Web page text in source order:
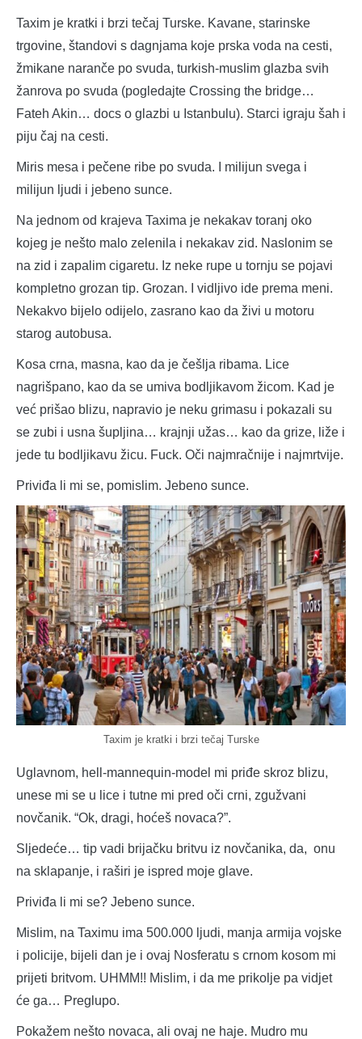
Taxim je kratki i brzi tečaj Turske. Kavane, starinske
trgovine, štandovi s dagnjama koje prska voda na cesti,
žmikane naranče po svuda, turkish-muslim glazba svih
žanrova po svuda (pogledajte Crossing the bridge…
Fateh Akin… docs o glazbi u Istanbulu). Starci igraju šah i
piju čaj na cesti.
Miris mesa i pečene ribe po svuda. I milijun svega i
milijun ljudi i jebeno sunce.
Na jednom od krajeva Taxima je nekakav toranj oko
kojeg je nešto malo zelenila i nekakav zid. Naslonim se
na zid i zapalim cigaretu. Iz neke rupe u tornju se pojavi
kompletno grozan tip. Grozan. I vidljivo ide prema meni.
Nekakvo bijelo odijelo, zasrano kao da živi u motoru
starog autobusa.
Kosa crna, masna, kao da je češlja ribama. Lice
nagrišpano, kao da se umiva bodljikavom žicom. Kad je
već prišao blizu, napravio je neku grimasu i pokazali su
se zubi i usna šupljina… krajnji užas… kao da grize, liže i
jede tu bodljikavu žicu. Fuck. Oči najmračnije i najmrtvije.
Priviđa li mi se, pomislim. Jebeno sunce.
Taxim je kratki i brzi tečaj Turske
Uglavnom, hell-mannequin-model mi priđe skroz blizu,
unese mi se u lice i tutne mi pred oči crni, zgužvani
novčanik. “Ok, dragi, hoćeš novaca?”.
Sljedeće… tip vadi brijačku britvu iz novčanika, da, onu
na sklapanje, i raširi je ispred moje glave.
Priviđa li mi se? Jebeno sunce.
Mislim, na Taximu ima 500.000 ljudi, manja armija vojske
i policije, bijeli dan je i ovaj Nosferatu s crnom kosom mi
prijeti britvom. UHMM!! Mislim, i da me prikolje pa vidjet
će ga… Preglupo.
Pokažem nešto novaca, ali ovaj ne haje. Mudro mu